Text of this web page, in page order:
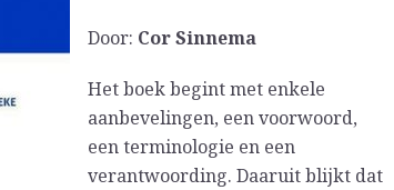
Door: Cor Sinnema
Het boek begint met enkele
aanbevelingen, een voorwoord,
een terminologie en een
verantwoording. Daaruit blijkt dat